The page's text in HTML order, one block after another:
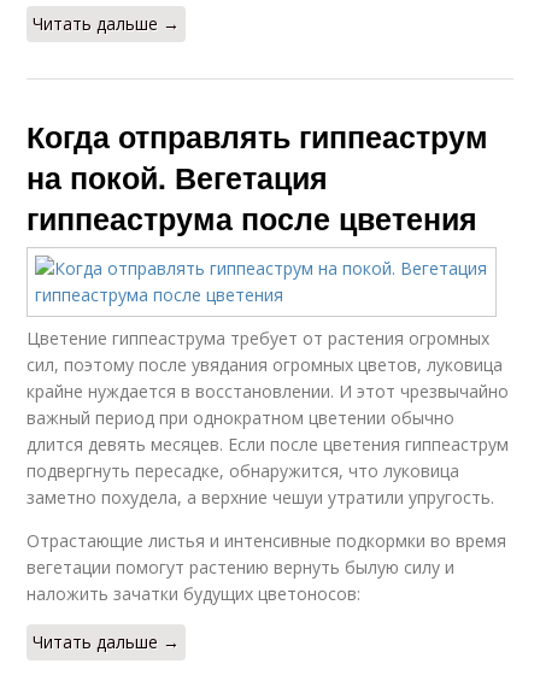
Читать дальше →
Когда отправлять гиппеаструм
на покой. Вегетация
гиппеаструма после цветения
Цветение гиппеаструма требует от растения огромных
сил, поэтому после увядания огромных цветов, луковица
крайне нуждается в восстановлении. И этот чрезвычайно
важный период при однократном цветении обычно
длится девять месяцев. Если после цветения гиппеаструм
подвергнуть пересадке, обнаружится, что луковица
заметно похудела, а верхние чешуи утратили упругость.
Отрастающие листья и интенсивные подкормки во время
вегетации помогут растению вернуть былую силу и
наложить зачатки будущих цветоносов:
Читать дальше →